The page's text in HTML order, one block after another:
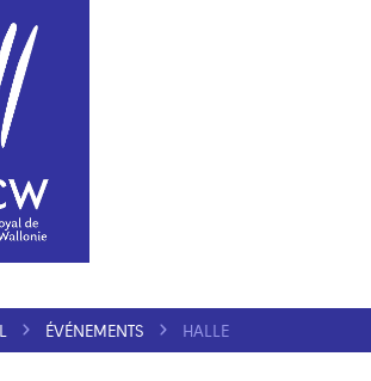
ÉVÉNEMENTS HALLE